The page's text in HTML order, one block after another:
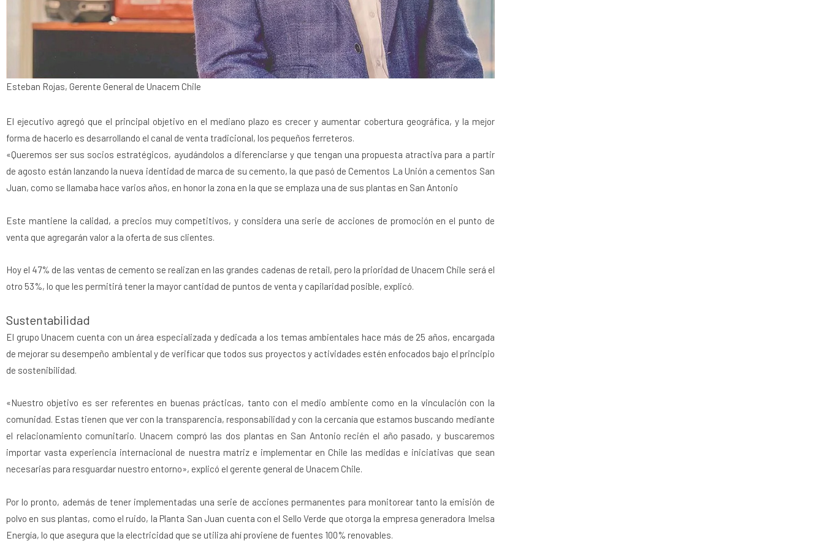
Esteban Rojas, Gerente General de Unacem Chile
El ejecutivo agregó que el principal objetivo en el mediano plazo es crecer y aumentar cobertura geográfica, y la mejor
forma de hacerlo es desarrollando el canal de venta tradicional, los pequeños ferreteros.
«Queremos ser sus socios estratégicos, ayudándolos a diferenciarse y que tengan una propuesta atractiva para a partir
de agosto están lanzando la nueva identidad de marca de su cemento, la que pasó de Cementos La Unión a cementos San
Juan, como se llamaba hace varios años, en honor la zona en la que se emplaza una de sus plantas en San Antonio
Este mantiene la calidad, a precios muy competitivos, y considera una serie de acciones de promoción en el punto de
venta que agregarán valor a la oferta de sus clientes.
Hoy el 47% de las ventas de cemento se realizan en las grandes cadenas de retail, pero la prioridad de Unacem Chile será el
otro 53%, lo que les permitirá tener la mayor cantidad de puntos de venta y capilaridad posible, explicó.
Sustentabilidad
El grupo Unacem cuenta con un área especializada y dedicada a los temas ambientales hace más de 25 años, encargada
de mejorar su desempeño ambiental y de verificar que todos sus proyectos y actividades estén enfocados bajo el principio
de sostenibilidad.
«Nuestro objetivo es ser referentes en buenas prácticas, tanto con el medio ambiente como en la vinculación con la
comunidad. Estas tienen que ver con la transparencia, responsabilidad y con la cercanía que estamos buscando mediante
el relacionamiento comunitario. Unacem compró las dos plantas en San Antonio recién el año pasado, y buscaremos
importar vasta experiencia internacional de nuestra matriz e implementar en Chile las medidas e iniciativas que sean
necesarias para resguardar nuestro entorno», explicó el gerente general de Unacem Chile.
Por lo pronto, además de tener implementadas una serie de acciones permanentes para monitorear tanto la emisión de
polvo en sus plantas, como el ruido, la Planta San Juan cuenta con el Sello Verde que otorga la empresa generadora Imelsa
Energía, lo que asegura que la electricidad que se utiliza ahí proviene de fuentes 100% renovables.